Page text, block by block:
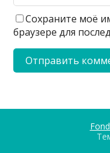
Сохраните моё
браузере для